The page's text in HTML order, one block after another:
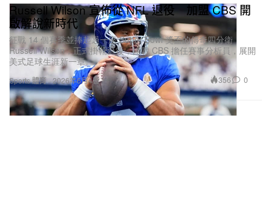
Sports 體育
Russell Wilson 宣佈從 NFL 退役 加盟 CBS 開
啟解說新時代
征戰 14 個賽季並捧起過一座 Super Bowl 獎盃的傳奇四分衛
Russell Wilson，正式掛靴退役，轉戰 CBS 擔任賽事分析員，展開
美式足球生涯新一章。
2026年6月4日 356 0